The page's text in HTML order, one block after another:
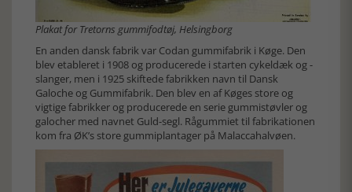
Plakat for Tretorns gummifodtøj, Helsingborg
En anden dansk fabrik var Codan gummifabrik i Køge. Den
blev etableret i 1908 og producerede i starten cykeldæk og -
slanger, men i 1925 skiftede fabrikken navn til Dansk
Galoche og Gummifabrik. Den blev en af Køges store og
vigtige fabrikker og producerede en serie gummistøvler og
galocher med navnet Guld-segl. Rågummiet til fabrikationen
kom fra ØK’s store gummiplantager på Malaccahalvøen.